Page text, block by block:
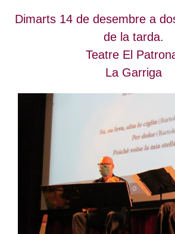
Dimarts 14 de desembre a
de la tarda.
Teatre El
La Garriga